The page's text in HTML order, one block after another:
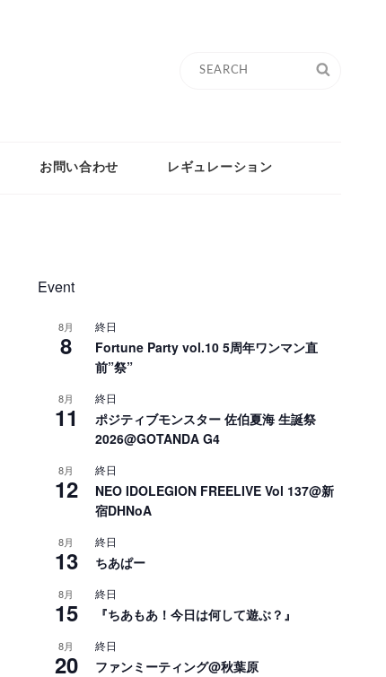
Search
お問い合わせ レギュレーション
Event
8月
8
終日
Fortune Party vol.10 5周年ワンマン直
前”祭”
8月
11
終日
ポジティブモンスター 佐伯夏海 生誕祭
2026@GOTANDA G4
8月
12
終日
NEO IDOLEGION FREELIVE Vol 137@新
宿DHNoA
8月
13
終日
ちあぱー
8月
15
終日
『ちあもあ！今日は何して遊ぶ？』
8月
20
終日
ファンミーティング@秋葉原